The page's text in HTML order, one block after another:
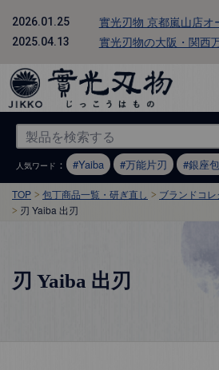
2026.01.25 實光刃物 京都嵐山店オ
2025.04.13 實光刃物の大阪・関西
人気ワード ： Yaiba 万能片刃 銀座
TOP 包丁商品一覧・研ぎ直し ブランドコ
刃 Yaiba 出刃
刃 Yaiba 出刃